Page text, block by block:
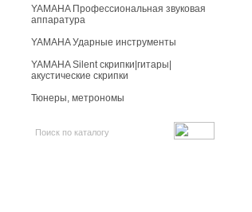
YAMAHA Профессиональная звуковая
аппаратура
YAMAHA Ударные инструменты
YAMAHA Silent скрипки|гитары|
акустические скрипки
Тюнеры, метрономы